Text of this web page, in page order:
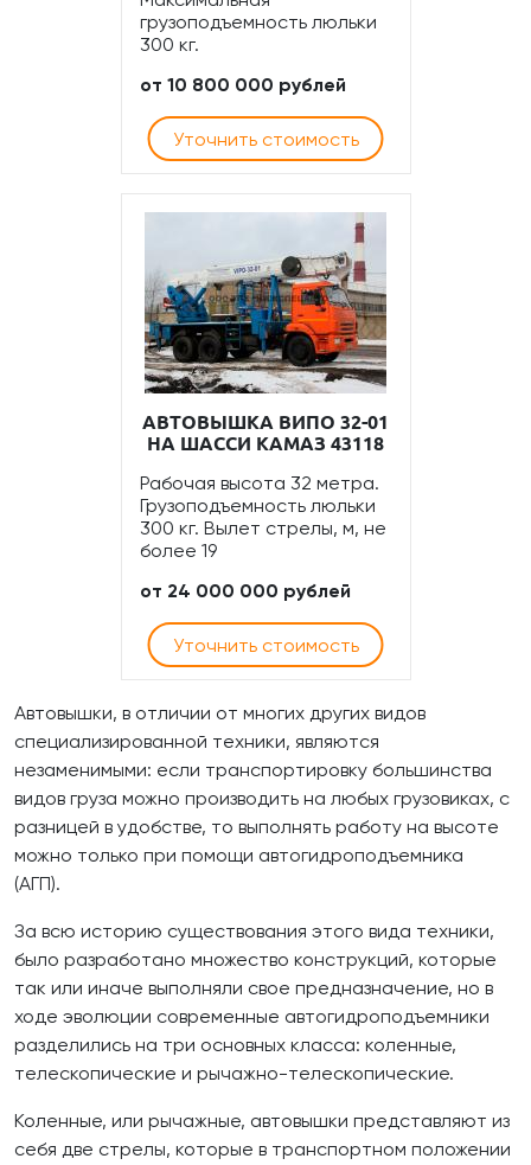
грузоподъемность люльки
300 кг.
от 10 800 000 рублей
Уточнить стоимость
АВТОВЫШКА ВИПО 32-01
НА ШАССИ КАМАЗ 43118
Рабочая высота 32 метра.
Грузоподъемность люльки
300 кг. Вылет стрелы, м, не
более 19
от 24 000 000 рублей
Уточнить стоимость
Автовышки, в отличии от многих других видов
специализированной техники, являются
незаменимыми: если транспортировку большинства
видов груза можно производить на любых грузовиках, с
разницей в удобстве, то выполнять работу на высоте
можно только при помощи автогидроподъемника
(АГП).
За всю историю существования этого вида техники,
было разработано множество конструкций, которые
так или иначе выполняли свое предназначение, но в
ходе эволюции современные автогидроподъемники
разделились на три основных класса: коленные,
телескопические и рычажно-телескопические.
Коленные, или рычажные, автовышки представляют из
себя две стрелы, которые в транспортном положении